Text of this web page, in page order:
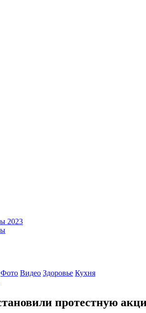
2023
Фото Видео Здоровье Кухня
протестную